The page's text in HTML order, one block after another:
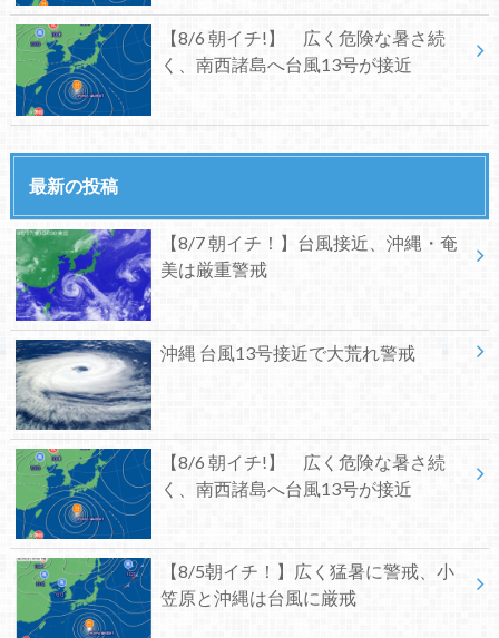
【8/6 朝イチ!】 広く危険な暑さ続
く、南西諸島へ台風13号が接近
最新の投稿
【8/7 朝イチ！】台風接近、沖縄・奄
美は厳重警戒
沖縄 台風13号接近で大荒れ警戒
【8/6 朝イチ!】 広く危険な暑さ続
く、南西諸島へ台風13号が接近
【8/5朝イチ！】広く猛暑に警戒、小
笠原と沖縄は台風に厳戒